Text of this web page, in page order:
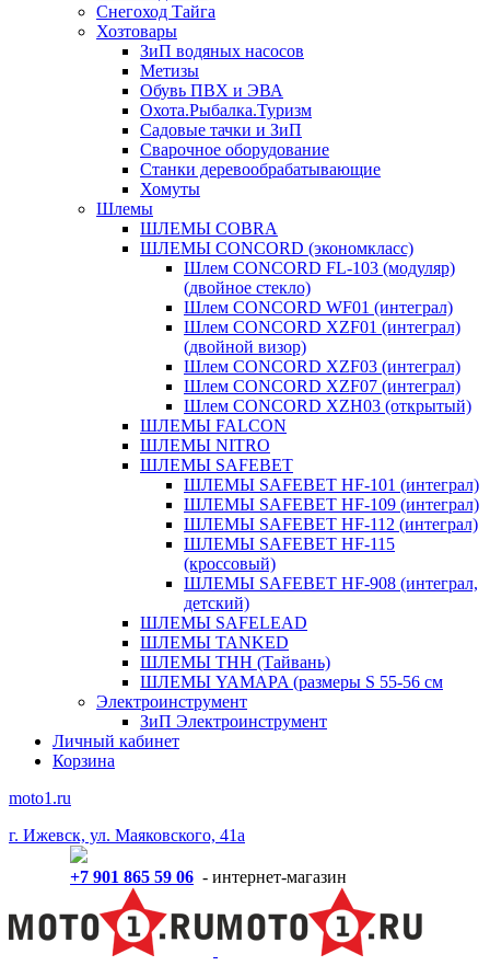
Снегоход Тайга
Хозтовары
ЗиП водяных насосов
Метизы
Обувь ПВХ и ЭВА
Охота.Рыбалка.Туризм
Садовые тачки и ЗиП
Сварочное оборудование
Станки деревообрабатывающие
Хомуты
Шлемы
ШЛЕМЫ COBRA
ШЛЕМЫ CONCORD (экономкласс)
Шлем CONCORD FL-103 (модуляр)
(двойное стекло)
Шлем CONCORD WF01 (интеграл)
Шлем CONCORD XZF01 (интеграл)
(двойной визор)
Шлем CONCORD XZF03 (интеграл)
Шлем CONCORD XZF07 (интеграл)
Шлем CONCORD XZH03 (открытый)
ШЛЕМЫ FALCON
ШЛЕМЫ NITRO
ШЛЕМЫ SAFEBET
ШЛЕМЫ SAFEBET HF-101 (интеграл)
ШЛЕМЫ SAFEBET HF-109 (интеграл)
ШЛЕМЫ SAFEBET HF-112 (интеграл)
ШЛЕМЫ SAFEBET HF-115
(кроссовый)
ШЛЕМЫ SAFEBET HF-908 (интеграл,
детский)
ШЛЕМЫ SAFELEAD
ШЛЕМЫ TANKED
ШЛЕМЫ THH (Тайвань)
ШЛЕМЫ YAMAPA (размеры S 55-56 см
Электроинструмент
ЗиП Электроинструмент
Личный кабинет
Корзина
moto1.ru
г. Ижевск, ул. Маяковского, 41а
+7 901 865 59 06 - интернет-магазин